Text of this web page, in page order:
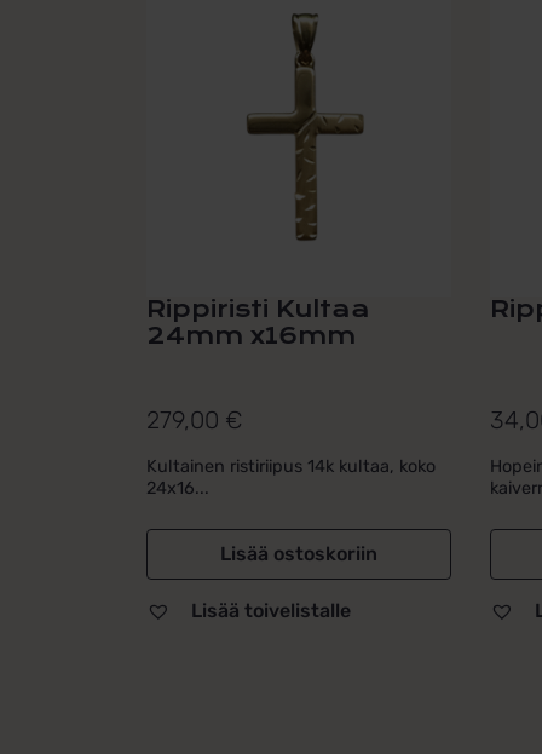
Rippiristi Kultaa
24mm x16mm
279,00 €
Kultainen ristiriipus 14k kultaa, koko
24x16...
Lisää ostoskoriin
Lisää toivelistalle